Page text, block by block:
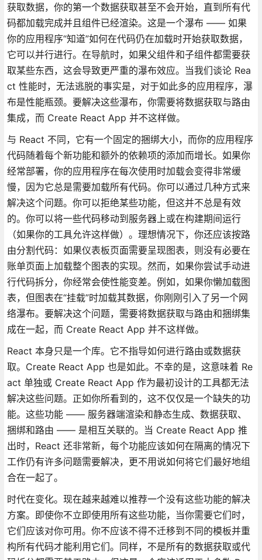
获取数据，你的第一个数据获取甚至不会开始，直到所有代
码都加载完成并且组件已经渲染。这是一个瀑布 —— 如果
你的应用程序“知道”如何在代码仍在加载时开始获取数据，
它可以并行进行。在导航时，如果父组件和子组件都需要获
取某些东西，这会导致更严重的瀑布效应。当我们谈论 Rea
ct 性能时，无法逃脱的事实是，对于如此多的应用程序，瀑
布是性能瓶颈。要解决这些瀑布，你需要将数据获取与路由
集成，而 Create React App 并不这样做。
与 React 不同，它有一个固定的捆绑大小，而你的应用程序
代码随着每个新功能和额外的依赖项的添加而增长。如果你
经常部署，你的应用程序在每次使用时加载会变得非常缓
慢，因为它总是需要加载所有代码。你可以通过几种方式来
解决这个问题。你可以拒绝某些功能，但这并不总是有效
的。你可以将一些代码移动到服务器上或在构建期间运行
（如果你的工具允许这样做）。理想情况下，你还应该按路
由分割代码：如果仪表板页面需要呈现图表，则没有必要在
账单页面上加载整个图表的实现。然而，如果你尝试手动进
行代码拆分，你经常会使性能变差。例如，如果你懒加载图
表，但图表在“挂载”时加载其数据，你刚刚引入了另一个网
络瀑布。要解决这个问题，需要将数据获取与路由和捆绑集
成在一起，而 Create React App 并不这样做。
React 本身只是一个库。它不指导如何进行路由或数据获
取。Create React App 也是如此。不幸的是，这意味着 Re
act 单独或 Create React App 作为最初设计的工具都无法
解决这些问题。正如你所看到的，这不仅仅是一个缺失的功
能。这些功能 —— 服务器端渲染和静态生成、数据获取、
捆绑和路由 —— 是相互关联的。当 Create React App 推
出时，React 还非常新，每个功能应该如何在隔离的情况下
工作仍有许多问题需要解决，更不用说如何将它们最好地组
合在一起了。
时代在变化。现在越来越难以推荐一个没有这些功能的解决
方案。即使你不立即使用所有这些功能，当你需要它们时，
它们应该对你可用。你不应该不得不迁移到不同的模板并重
构所有代码才能利用它们。同样，不是所有的数据获取或代